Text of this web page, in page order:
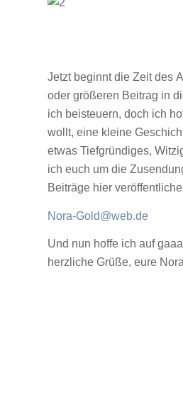
Jetzt beginnt die Zeit des
oder größeren Beitrag in
ich beisteuern, doch ich
wollt, eine kleine
etwas Tiefgründiges,
ich euch um die
Beiträge hier
Nora-Gold@web.de
Und nun hoffe ich auf
herzliche Grüße, eure Nora